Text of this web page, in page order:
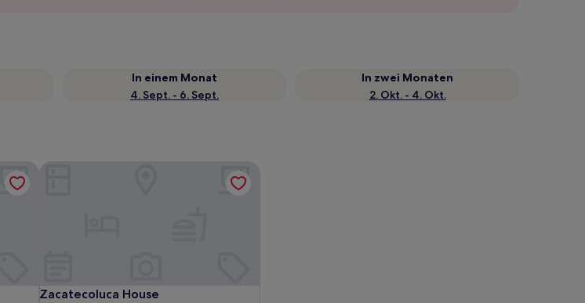
In einem Monat
4. Sept. - 6. Sept.
In zwei Monaten
2. Okt. - 4. Okt.
Zacatecoluca House
Zacatecoluca House